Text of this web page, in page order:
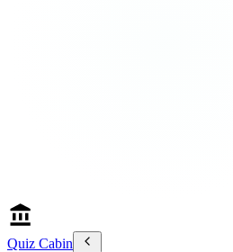
Quiz Cabin